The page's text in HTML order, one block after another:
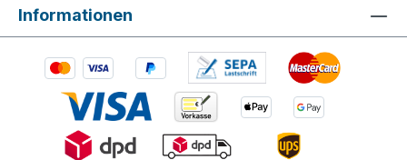
Informationen